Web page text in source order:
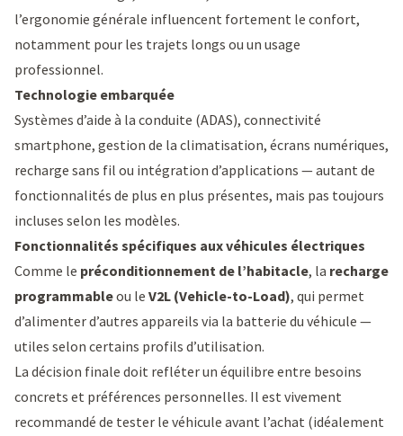
l’ergonomie générale influencent fortement le confort,
notamment pour les trajets longs ou un usage
professionnel.
Technologie embarquée
Systèmes d’aide à la conduite (ADAS), connectivité
smartphone, gestion de la climatisation, écrans numériques,
recharge sans fil ou intégration d’applications — autant de
fonctionnalités de plus en plus présentes, mais pas toujours
incluses selon les modèles.
Fonctionnalités spécifiques aux véhicules électriques
Comme le préconditionnement de l’habitacle, la recharge
programmableou le V2L (Vehicle-to-Load), qui permet
d’alimenter d’autres appareils via la batterie du véhicule —
utiles selon certains profils d’utilisation.
La décision finale doit refléter un équilibre entre besoins
concrets et préférences personnelles. Il est vivement
recommandé de tester le véhicule avant l’achat (idéalement